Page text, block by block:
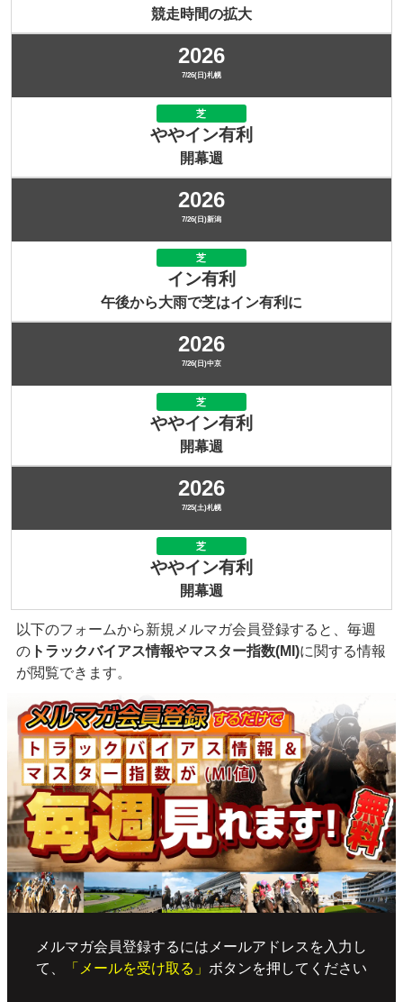
競走時間の拡大
2026
7/26(日)札幌
芝
ややイン有利
開幕週
2026
7/26(日)新潟
芝
イン有利
午後から大雨で芝はイン有利に
2026
7/26(日)中京
芝
ややイン有利
開幕週
2026
7/25(土)札幌
芝
ややイン有利
開幕週
以下のフォームから新規メルマガ会員登録すると、毎週
の トラックバイアス情報やマスター指数(MI)に関する情報
が閲覧できます。
メルマガ会員登録するにはメールアドレスを入力し
て、
「メールを受け取る」 ボタンを押してください